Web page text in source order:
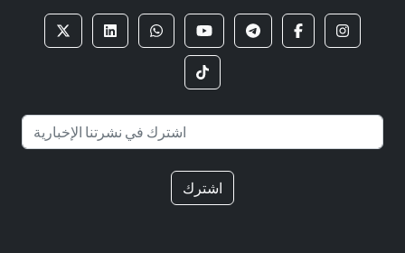
اشترك